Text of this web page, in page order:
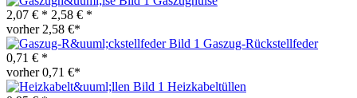
2,07 € * 2,58 € *
vorher 2,58 €*
Gaszug-Rückstellfeder
0,71 € *
vorher 0,71 €*
Heizkabeltüllen